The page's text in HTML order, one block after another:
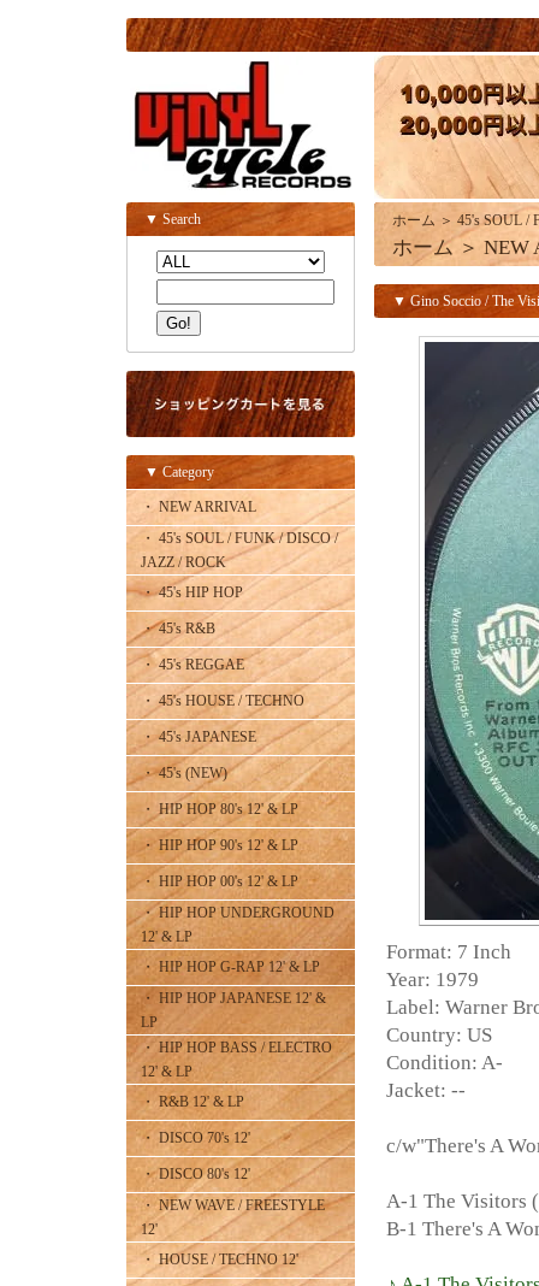
▼ Search
▼ Category
・ NEW ARRIVAL
・ 45's SOUL / FUNK / DISCO /
JAZZ / ROCK
・ 45's HIP HOP
・ 45's R&B
・ 45's REGGAE
・ 45's HOUSE / TECHNO
・ 45's JAPANESE
・ 45's (NEW)
・ HIP HOP 80's 12' & LP
・ HIP HOP 90's 12' & LP
・ HIP HOP 00's 12' & LP
・ HIP HOP UNDERGROUND
12' & LP
・ HIP HOP G-RAP 12' & LP
・ HIP HOP JAPANESE 12' &
LP
・ HIP HOP BASS / ELECTRO
12' & LP
・ R&B 12' & LP
・ DISCO 70's 12'
・ DISCO 80's 12'
・ NEW WAVE / FREESTYLE
12'
・ HOUSE / TECHNO 12'
ホーム ＞ 45's SOUL /
ホーム ＞ NEW
▼ Gino Soccio / The
Format: 7 Inch
Year: 1979
Label: Warner
Country: US
Condition: A-
Jacket: --
c/w"There's A
A-1 The Visitors
B-1 There's A